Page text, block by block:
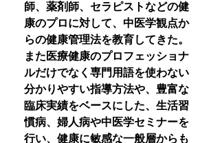
師、薬剤師、セラピストなどの健
康のプロに対して、中医学観点か
らの健康管理法を教育してきた。
また医療健康のプロフェッショナ
ルだけでなく専門用語を使わない
分かりやすい指導方法や、豊富な
臨床実績をベースにした、生活習
慣病、婦人病や中医学セミナーを
行い、健康に敏感な一般層からも